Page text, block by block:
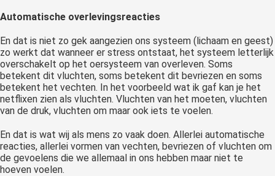
Automatische overlevingsreacties
En dat is niet zo gek aangezien ons systeem (lichaam en geest)
zo werkt dat wanneer er stress ontstaat, het systeem letterlijk
overschakelt op het oersysteem van overleven. Soms
betekent dit vluchten, soms betekent dit bevriezen en soms
betekent het vechten. In het voorbeeld wat ik gaf kan je het
netflixen zien als vluchten. Vluchten van het moeten, vluchten
van de druk, vluchten om maar ook iets te voelen.
En dat is wat wij als mens zo vaak doen. Allerlei automatische
reacties, allerlei vormen van vechten, bevriezen of vluchten om
de gevoelens die we allemaal in ons hebben maar niet te
hoeven voelen.